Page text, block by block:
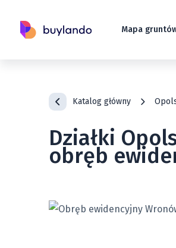
Mapa
Katalog główny
Działki
obręb